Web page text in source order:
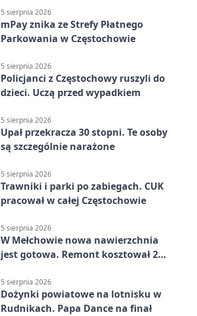
5 sierpnia 2026
mPay znika ze Strefy Płatnego
Parkowania w Częstochowie
5 sierpnia 2026
Policjanci z Częstochowy ruszyli do
dzieci. Uczą przed wypadkiem
5 sierpnia 2026
Upał przekracza 30 stopni. Te osoby
są szczególnie narażone
5 sierpnia 2026
Trawniki i parki po zabiegach. CUK
pracował w całej Częstochowie
5 sierpnia 2026
W Mełchowie nowa nawierzchnia
jest gotowa. Remont kosztował 222
5 sierpnia 2026
Dożynki powiatowe na lotnisku w
Rudnikach. Papa Dance na finał